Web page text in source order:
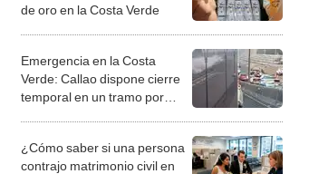
de oro en la Costa Verde
Emergencia en la Costa
Verde: Callao dispone cierre
temporal en un tramo por
¿Cómo saber si una persona
contrajo matrimonio civil en